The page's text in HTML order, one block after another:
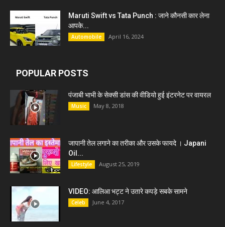
Maruti Swift vs Tata Punch : जाने कौनसी कार लेना
आपके...
Automobile April 16, 2024
POPULAR POSTS
पंजाबी भाभी के सेक्सी डांस की वीडियो हुई इंटरनेट पर वायरल
Music May 8, 2018
जापानी तेल लगाने का तरीका और उसके फायदे । Japani
Oil...
Lifestyle August 25, 2019
VIDEO: आलिआ भट्ट ने उतारे कपड़े सबके सामने
Celeb June 4, 2017